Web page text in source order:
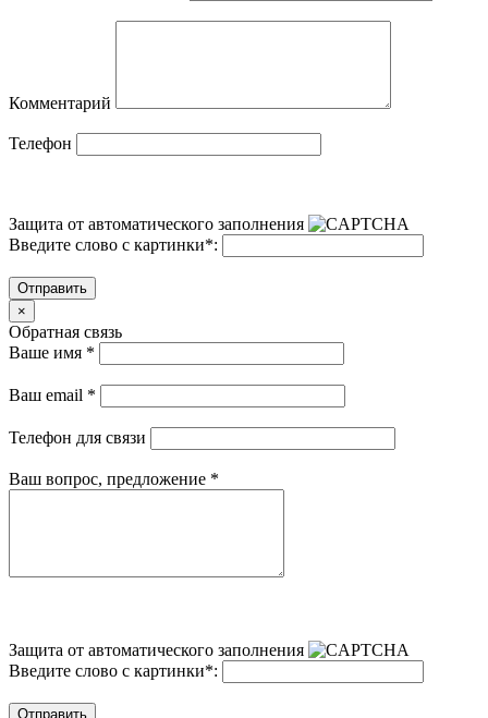
Комментарий
Телефон
Защита от автоматического заполнения
Введите слово с картинки*:
Отправить
×
Обратная связь
Ваше имя *
Ваш email *
Телефон для связи
Ваш вопрос, предложение *
Защита от автоматического заполнения
Введите слово с картинки*:
Отправить